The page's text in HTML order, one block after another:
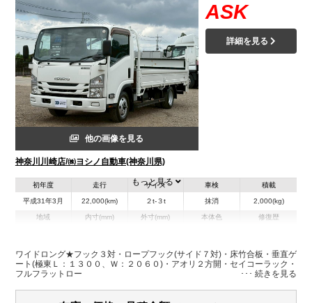
他の画像を見る
神奈川川崎店/㈱ヨシノ自動車(神奈川県)
ASK
詳細を見る
初年度
平成31年3月
走行
22,000(km)
サイズ
２t-３t
車検
抹消
積載
2,000(kg)
地域 内寸(mm)
H:380
外寸(mm) 本体色 修復歴
パワステ
もっと見る
ワイドロング★フック３対・ロープフック(サイド７対)・床竹合板・垂直ゲ
ート(極東Ｌ：１３００、Ｗ：２０６０)・アオリ２方開・セイコーラック・
フルフラットロー